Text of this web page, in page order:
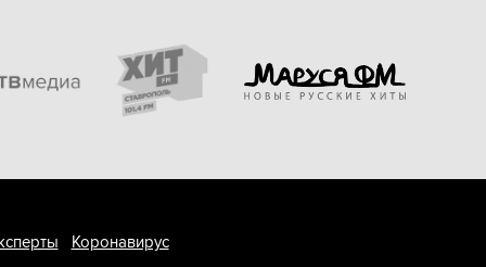
Коронавирус